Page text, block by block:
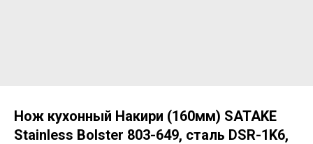
Нож кухонный Накири (160мм) SATAKE
Stainless Bolster 803-649, сталь DSR-1K6,